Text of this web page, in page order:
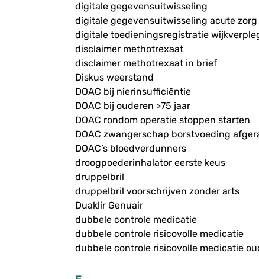
digitale gegevensuitwisseling
digitale gegevensuitwisseling acute zorg
digitale toedieningsregistratie
disclaimer methotrexaat
disclaimer methotrexaat in brief
Diskus weerstand
DOAC bij nierinsufficiëntie
DOAC bij ouderen >75 jaar
DOAC rondom operatie stoppen starten
DOAC zwangerschap borstvoeding
DOAC’s bloedverdunners
droogpoederinhalator eerste keus
druppelbril
druppelbril voorschrijven zonder arts
Duaklir Genuair
dubbele controle medicatie
dubbele controle risicovolle medicatie
dubbele controle risicovolle medicatie